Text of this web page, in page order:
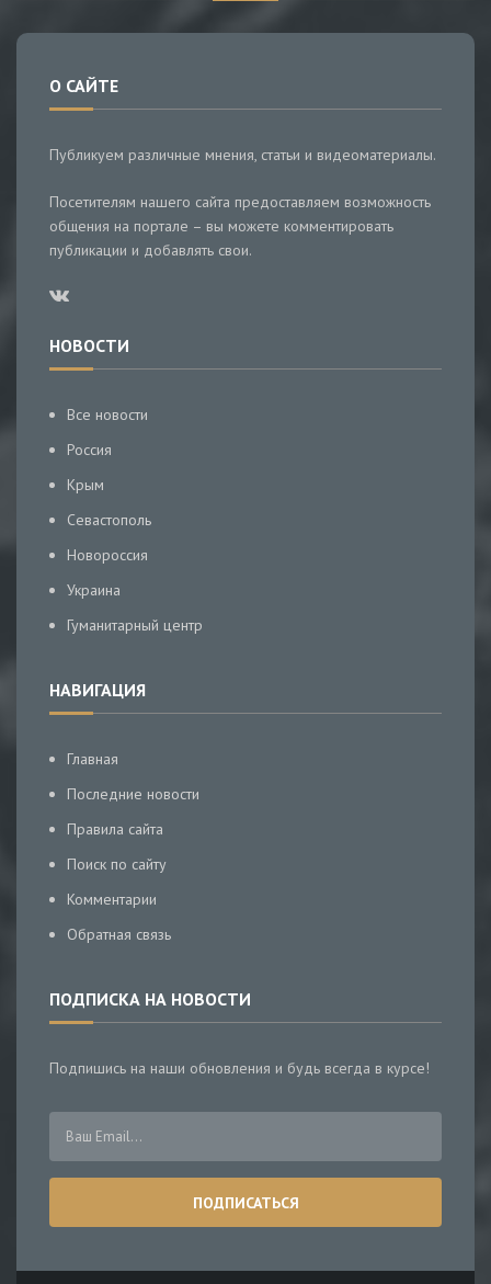
О САЙТЕ
Публикуем различные мнения, статьи и видеоматериалы.
Посетителям нашего сайта предоставляем возможность
общения на портале – вы можете комментировать
публикации и добавлять свои.
НОВОСТИ
Все новости
Россия
Крым
Севастополь
Новороссия
Украина
Гуманитарный центр
НАВИГАЦИЯ
Главная
Последние новости
Правила сайта
Поиск по сайту
Комментарии
Обратная связь
ПОДПИСКА НА НОВОСТИ
Подпишись на наши обновления и будь всегда в курсе!